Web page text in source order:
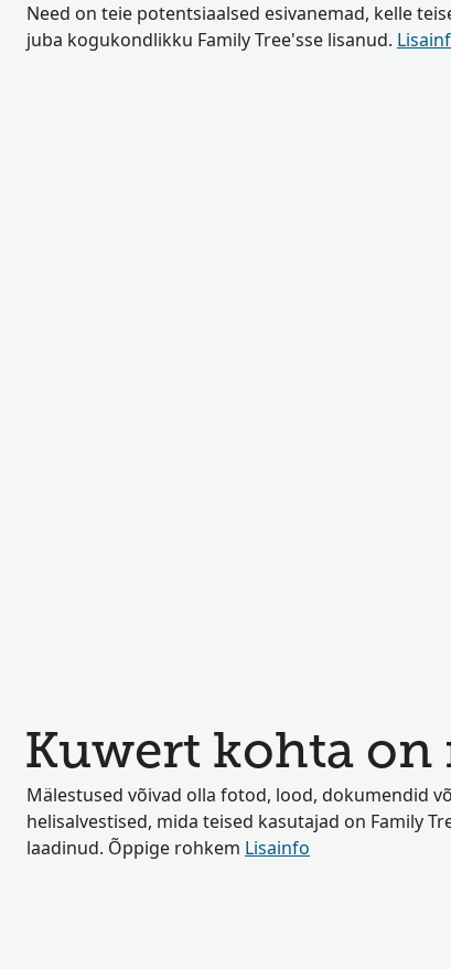
Need on teie potentsiaalsed esivanemad, kelle
juba kogukondlikku Family Tree'sse lisanud.
Kuwert kohta on
Mälestused võivad olla fotod, lood, dokumendid
helisalvestised, mida teised kasutajad on Family
laadinud. Õppige rohkem Lisainfo